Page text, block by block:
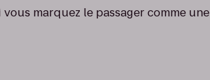
marquez le passager comme une